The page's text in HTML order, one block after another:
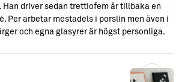
Han driver sedan trettiofem år tillbaka en
Per arbetar mestadels i porslin men även i
och egna glasyrer är högst personliga.
3